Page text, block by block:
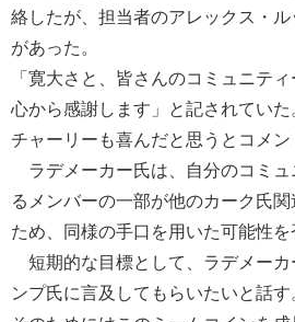
絡したが、担当者のアレックス・
があった。
「寛大さと、皆さんのコミュニテ
心から感謝します」と記されていた。
チャーリーも喜んだと思うとコメン
ラデメーカー氏は、自分のコミ
るメンバーの一部が他のカーク氏
ため、同様の手口を用いた可能性を
短期的な目標として、ラデメー
ンプ氏に言及してもらいたいと話す。